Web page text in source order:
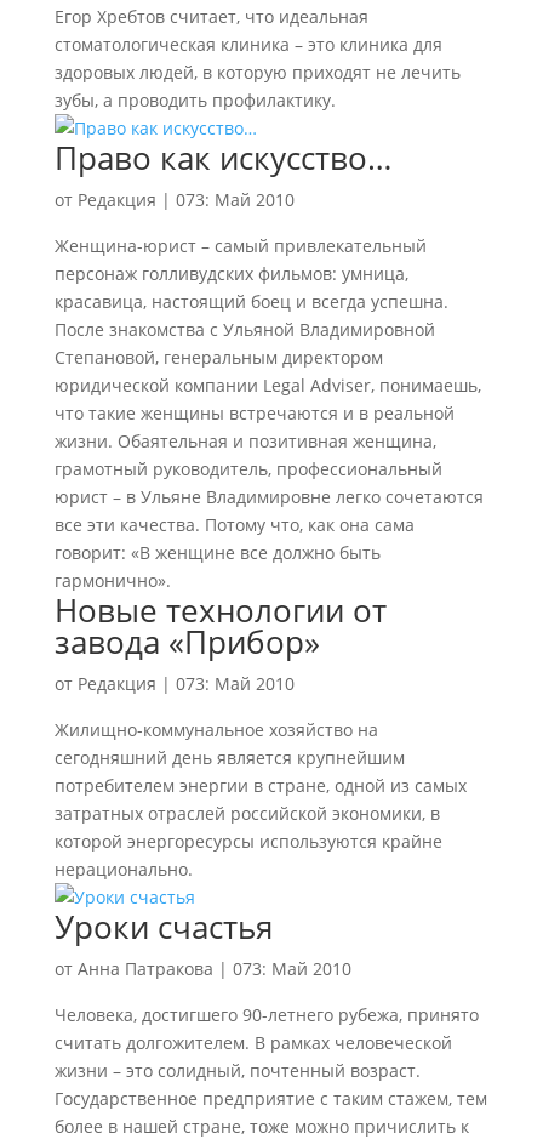
Егор Хребтов считает, что идеальная
стоматологическая клиника – это клиника для
здоровых людей, в которую приходят не лечить
зубы, а проводить профилактику.
Право как искусство…
от Редакция | 073: Май 2010
Женщина-юрист – самый привлекательный
персонаж голливудских фильмов: умница,
красавица, настоящий боец и всегда успешна.
После знакомства с Ульяной Владимировной
Степановой, генеральным директором
юридической компании Legal Adviser, понимаешь,
что такие женщины встречаются и в реальной
жизни. Обаятельная и позитивная женщина,
грамотный руководитель, профессиональный
юрист – в Ульяне Владимировне легко сочетаются
все эти качества. Потому что, как она сама
говорит: «В женщине все должно быть
гармонично».
Новые технологии от
завода «Прибор»
от Редакция | 073: Май 2010
Жилищно-коммунальное хозяйство на
сегодняшний день является крупнейшим
потребителем энергии в стране, одной из самых
затратных отраслей российской экономики, в
которой энергоресурсы используются крайне
нерационально.
Уроки счастья
от Анна Патракова | 073: Май 2010
Человека, достигшего 90-летнего рубежа, принято
считать долгожителем. В рамках человеческой
жизни – это солидный, почтенный возраст.
Государственное предприятие с таким стажем, тем
более в нашей стране, тоже можно причислить к